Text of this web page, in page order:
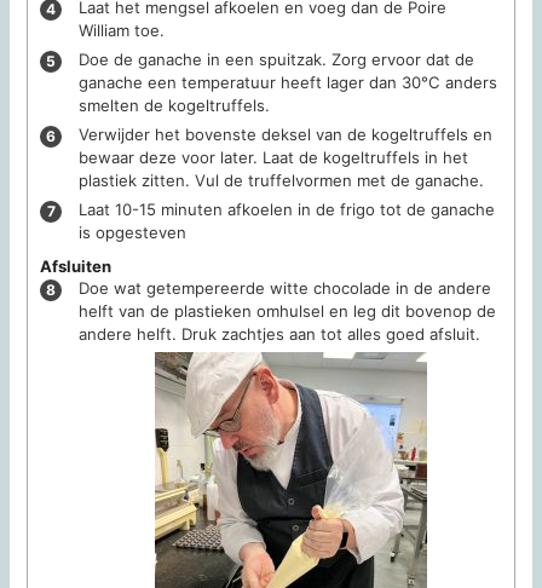
Laat het mengsel afkoelen en voeg dan de Poire
William toe.
Doe de ganache in een spuitzak. Zorg ervoor dat de
ganache een temperatuur heeft lager dan 30°C anders
smelten de kogeltruffels.
Verwijder het bovenste deksel van de kogeltruffels en
bewaar deze voor later. Laat de kogeltruffels in het
plastiek zitten. Vul de truffelvormen met de ganache.
Laat 10-15 minuten afkoelen in de frigo tot de ganache
is opgesteven
Afsluiten
Doe wat getempereerde witte chocolade in de andere
helft van de plastieken omhulsel en leg dit bovenop de
andere helft. Druk zachtjes aan tot alles goed afsluit.